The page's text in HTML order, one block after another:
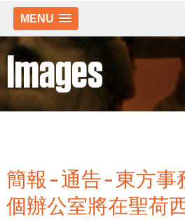
MENU
Images
簡報 – 通告 – 東方
個辦公室將在聖荷